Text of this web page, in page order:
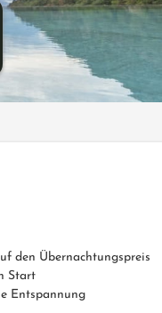
den Übernachtungspreis
Start
Entspannung